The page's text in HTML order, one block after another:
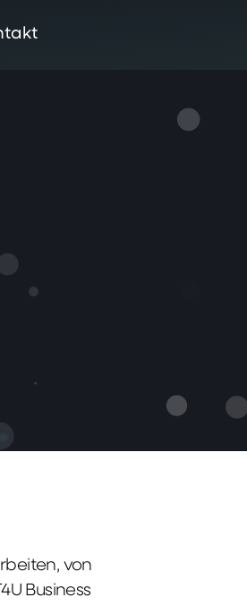
von
Business